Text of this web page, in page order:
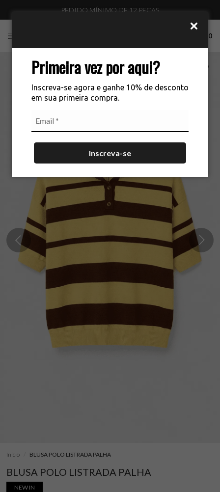
Primeira vez por aqui?
Inscreva-se agora e ganhe 10% de desconto
em sua primeira compra.
Inscreva-se
PEDIDO MÍNIMO DE 12 PEÇAS
0
Início BLUSA POLO LISTRADA PALHA
BLUSA POLO LISTRADA PALHA
NEW IN